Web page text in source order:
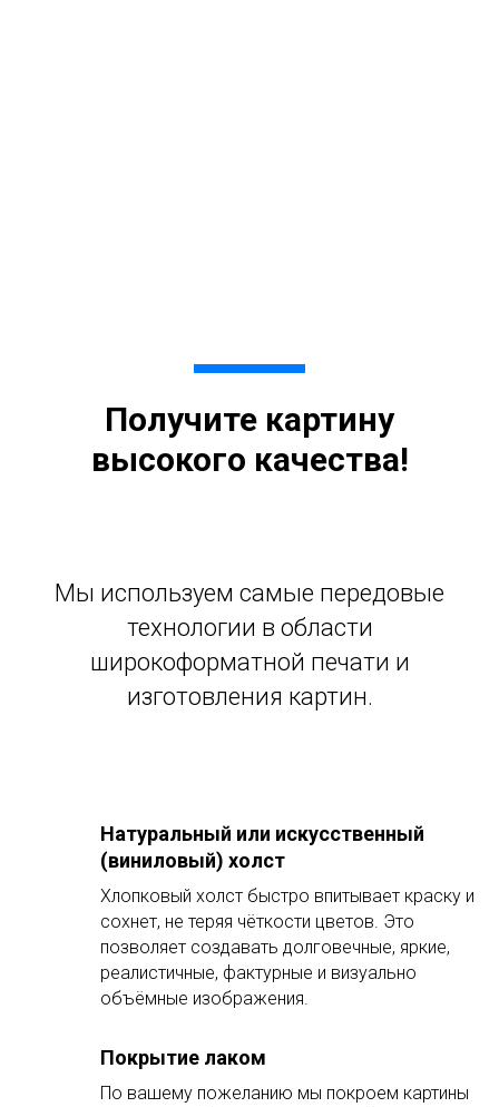
Получите картину
высокого качества!
Мы используем самые передовые
технологии в области
широкоформатной печати и
изготовления картин.
Натуральный или искусственный
(виниловый) холст
Хлопковый холст быстро впитывает краску и
сохнет, не теряя чёткости цветов. Это
позволяет создавать долговечные, яркие,
реалистичные, фактурные и визуально
объёмные изображения.
Покрытие лаком
По вашему пожеланию мы покроем картины